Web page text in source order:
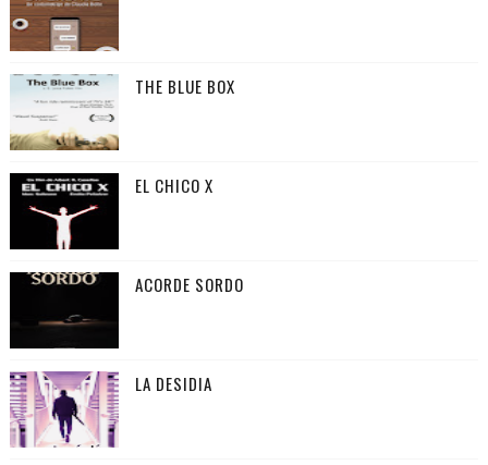
THE BLUE BOX
EL CHICO X
ACORDE SORDO
LA DESIDIA